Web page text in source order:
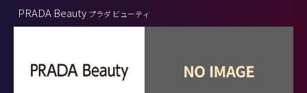
PRADA Beauty プラダ ビューティ